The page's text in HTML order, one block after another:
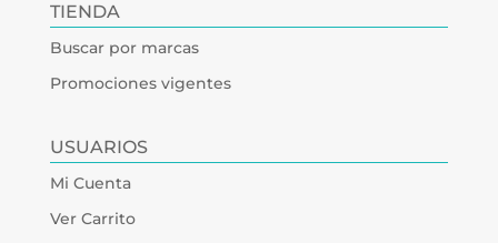
TIENDA
Buscar por marcas
Promociones vigentes
USUARIOS
Mi Cuenta
Ver Carrito